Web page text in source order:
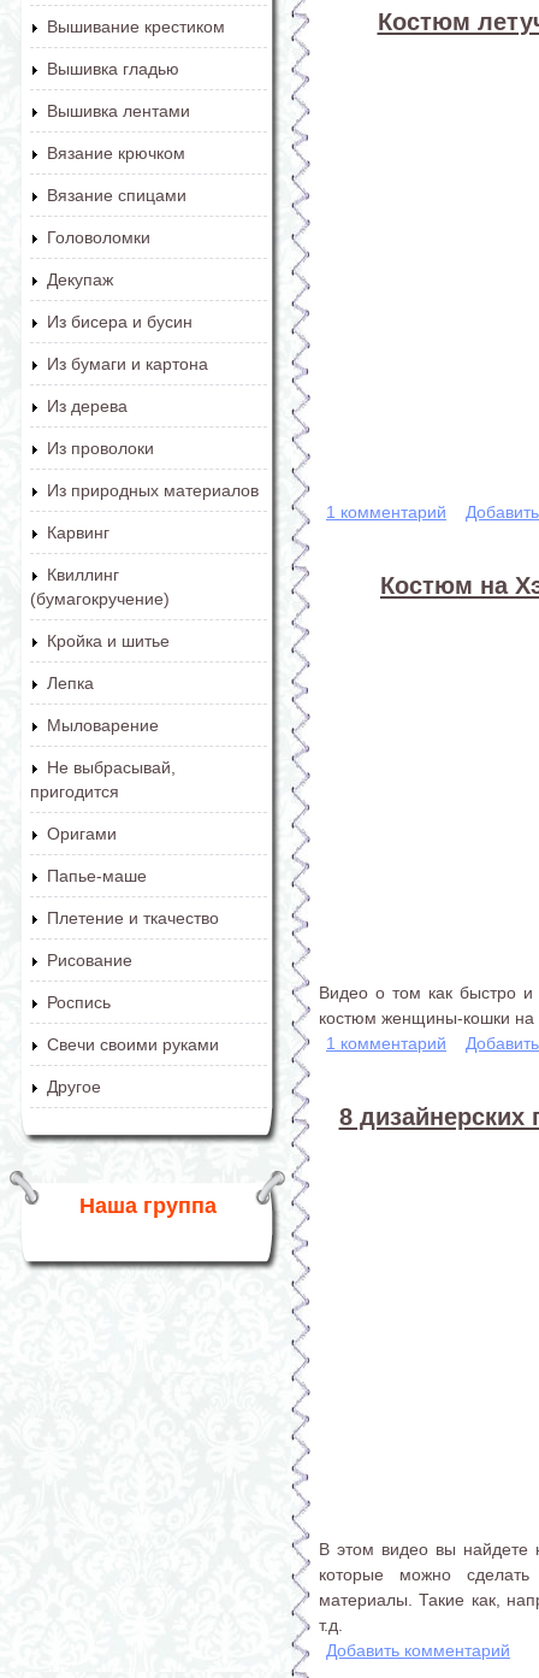
Вышивание крестиком
Вышивка гладью
Вышивка лентами
Вязание крючком
Вязание спицами
Головоломки
Декупаж
Из бисера и бусин
Из бумаги и картона
Из дерева
Из проволоки
Из природных материалов
Карвинг
Квиллинг
(бумагокручение)
Кройка и шитье
Лепка
Мыловарение
Не выбрасывай,
пригодится
Оригами
Папье-маше
Плетение и ткачество
Рисование
Роспись
Свечи своими руками
Другое
Наша группа
Костюм
1 комментарий
Костюм на
Видео о том как быстро и
костюм женщины-кошки на
1 комментарий
8
В этом видео вы найдете
которые можно
материалы. Такие как,
т.д.
Добавить комментарий